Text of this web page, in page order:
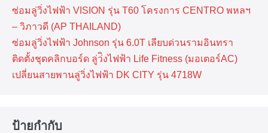
ซ่อมลู่วิ่งไฟฟ้า VISION รุ่น T60 โครงการ CENTRO พหลฯ
– วิภาวดี (AP THAILAND)
ซ่อมลู่วิ่งไฟฟ้า Johnson รุ่น 6.0T เลียบด่วนรามอินทรา
ติดตั้งชุดคลิกบอร์ด ลู่ว่ิงไฟฟ้า Life Fitness (มอเตอร์AC)
เปลี่ยนสายพานลู่วิ่งไฟฟ้า DK CITY รุ่น 4718W
ป้ายกำกับ